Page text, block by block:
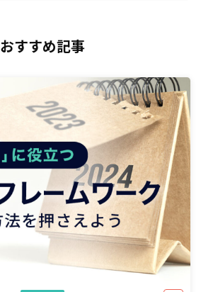
おすすめ記事